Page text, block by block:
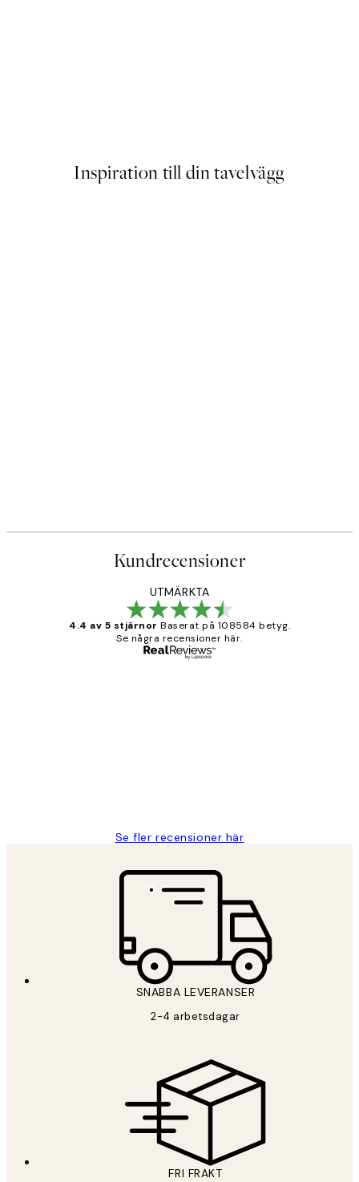
Inspiration till din tavelvägg
Kundrecensioner
UTMÄRKTA
4.4 av 5 stjärnor Baserat på 108584 betyg.
Se några recensioner här.
Se fler recensioner här
SNABBA LEVERANSER
2-4 arbetsdagar
FRI FRAKT